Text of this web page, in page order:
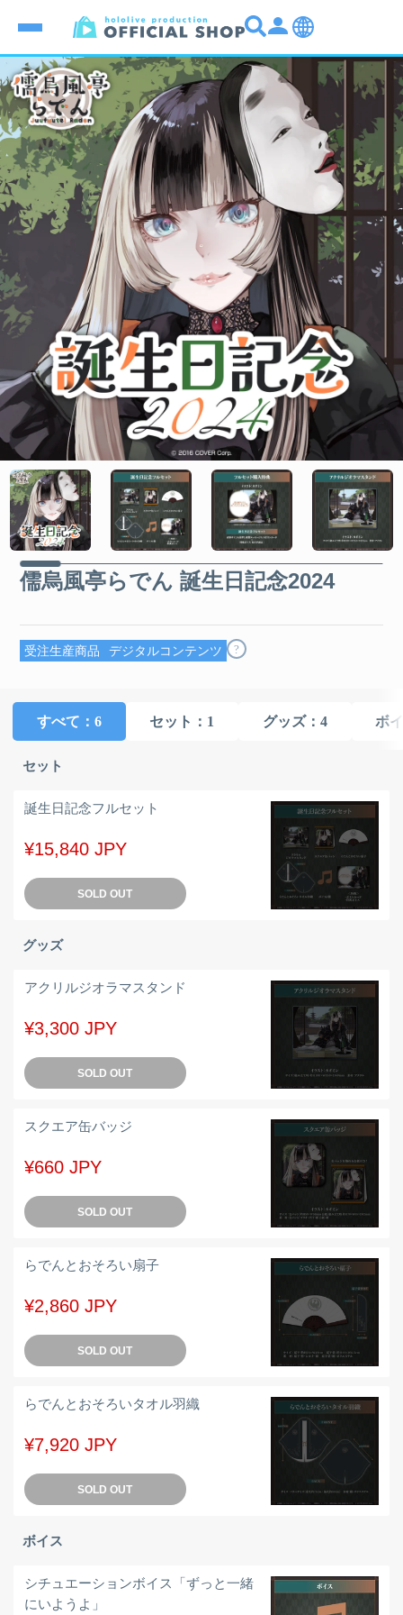
儒烏風亭らでん 誕生日記念2024
受注生産商品 デジタルコンテンツ ?
すべて ：6 セット ：1 グッズ：4 ボ
セット
誕生日記念フルセット
¥15,840 JPY
SOLD OUT
グッズ
アクリルジオラマスタンド
¥3,300 JPY
SOLD OUT
スクエア缶バッジ
¥660 JPY
SOLD OUT
らでんとおそろい扇子
¥2,860 JPY
SOLD OUT
らでんとおそろいタオル羽織
¥7,920 JPY
SOLD OUT
ボイス
シチュエーションボイス「ずっと一緒
にいようよ」